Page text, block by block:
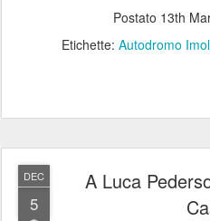
Postato 13th
Etichette: Autodromo
DEC
5
A Luca